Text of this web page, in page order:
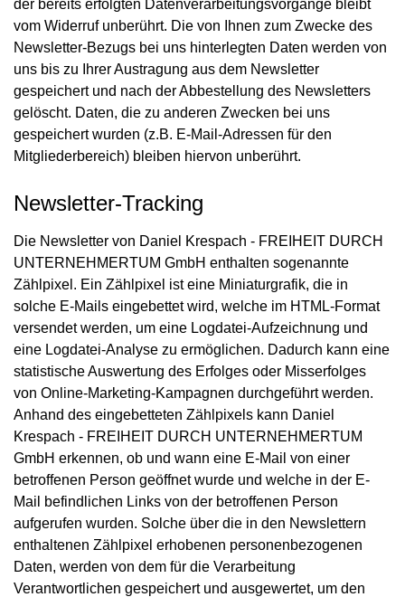
der bereits erfolgten Datenverarbeitungsvorgänge bleibt
vom Widerruf unberührt. Die von Ihnen zum Zwecke des
Newsletter-Bezugs bei uns hinterlegten Daten werden von
uns bis zu Ihrer Austragung aus dem Newsletter
gespeichert und nach der Abbestellung des Newsletters
gelöscht. Daten, die zu anderen Zwecken bei uns
gespeichert wurden (z.B. E-Mail-Adressen für den
Mitgliederbereich) bleiben hiervon unberührt.
Newsletter-Tracking
Die Newsletter von Daniel Krespach - FREIHEIT DURCH
UNTERNEHMERTUM GmbH enthalten sogenannte
Zählpixel. Ein Zählpixel ist eine Miniaturgrafik, die in
solche E-Mails eingebettet wird, welche im HTML-Format
versendet werden, um eine Logdatei-Aufzeichnung und
eine Logdatei-Analyse zu ermöglichen. Dadurch kann eine
statistische Auswertung des Erfolges oder Misserfolges
von Online-Marketing-Kampagnen durchgeführt werden.
Anhand des eingebetteten Zählpixels kann Daniel
Krespach - FREIHEIT DURCH UNTERNEHMERTUM
GmbH erkennen, ob und wann eine E-Mail von einer
betroffenen Person geöffnet wurde und welche in der E-
Mail befindlichen Links von der betroffenen Person
aufgerufen wurden. Solche über die in den Newslettern
enthaltenen Zählpixel erhobenen personenbezogenen
Daten, werden von dem für die Verarbeitung
Verantwortlichen gespeichert und ausgewertet, um den